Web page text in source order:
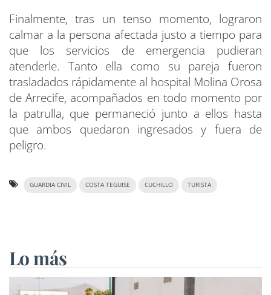
Finalmente, tras un tenso momento, lograron
calmar a la persona afectada justo a tiempo para
que los servicios de emergencia pudieran
atenderle. Tanto ella como su pareja fueron
trasladados rápidamente al hospital Molina Orosa
de Arrecife, acompañados en todo momento por
la patrulla, que permaneció junto a ellos hasta
que ambos quedaron ingresados y fuera de
peligro.
GUARDIA CIVIL COSTA TEGUISE CUCHILLO TURISTA
Lo más